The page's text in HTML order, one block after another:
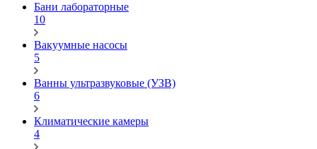
Бани лабораторные
10
Вакуумные насосы
5
Ванны ультразвуковые (УЗВ)
6
Климатические камеры
4